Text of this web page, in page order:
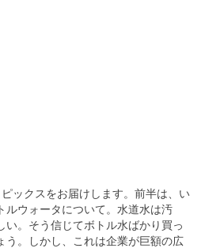
ックスをお届けします。前半は、い
ルウォータについて。水道水は汚
い。そう信じてボトル水ばかり買っ
う。しかし、これは企業が巨額の広